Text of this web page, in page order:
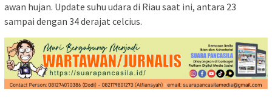
awan hujan. Update suhu udara di Riau saat ini, antara 23
sampai dengan 34 derajat celcius.